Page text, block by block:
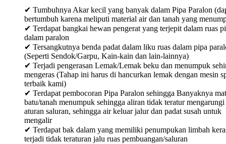
✔ Tumbuhnya Akar kecil yang banyak dalam Pipa Paralon
bertumbuh karena meliputi material air dan tanah yang
✔ Terdapat bangkai hewan pengerat yang terjepit dalam ruas
dalam paralon
✔ Tersangkutnya benda padat dalam liku ruas dalam pipa
(Seperti Sendok/Garpu, Kain-kain dan lain-lainnya)
✔ Terjadi pengerasan Lemak/Lemak beku dan menumpuk
mengeras (Tahap ini harus di hancurkan lemak dengan mesin
terbaik kami)
✔ Terdapat pembocoran Pipa Paralon sehingga Banyaknya
batu/tanah menumpuk sehingga aliran tidak teratur mengarungi
aturan saluran, sehingga air keluar jalur dan padat susah untuk
mengalir
✔ Terdapat bak dalam yang memiliki penumpukan limbah
terjadi tidak teraturan jalu ruas pembuangan/saluran